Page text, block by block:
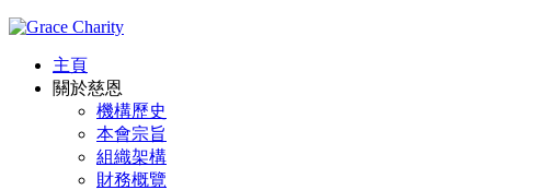
主頁
關於慈恩
機構歷史
本會宗旨
組織架構
財務概覽